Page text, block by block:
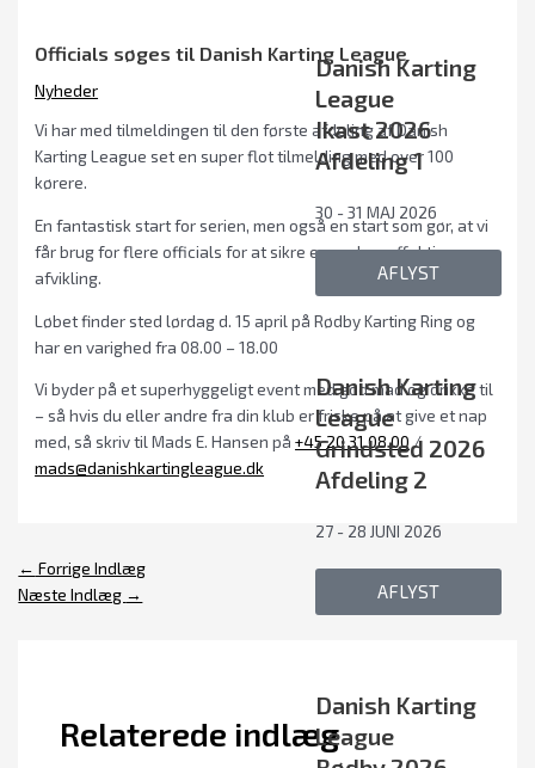
Danish Karting
League
Ikast 2026
Afdeling 1
30 - 31 MAJ 2026
AFLYST
Danish Karting
League
Grindsted 2026
Afdeling 2
27 - 28 JUNI 2026
AFLYST
Danish Karting
League
Officials søges til Danish Karting League
Nyheder
Vi har med tilmeldingen til den første afdeling af Danish
Karting League set en super flot tilmelding med over 100
kørere.
En fantastisk start for serien, men også en start som gør, at vi
får brug for flere officials for at sikre en god og effektiv
afvikling.
Løbet finder sted lørdag d. 15 april på Rødby Karting Ring og
har en varighed fra 08.00 – 18.00
Vi byder på et superhyggeligt event med god mad og drikke til
– så hvis du eller andre fra din klub er friske på at give et nap
med, så skriv til Mads E. Hansen på+45 20 31 08 00/
mads@danishkartingleague.dk
← Forrige Indlæg
Næste Indlæg →
Relaterede indlæg